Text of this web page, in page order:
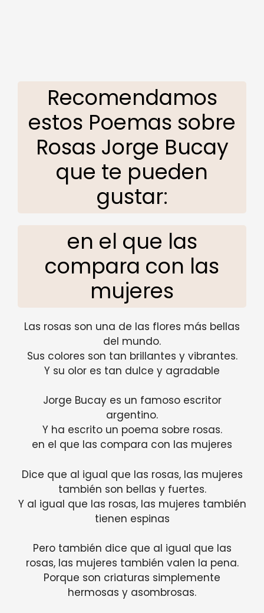
Recomendamos
estos Poemas sobre
Rosas Jorge Bucay
que te pueden
gustar:
en el que las
compara con las
mujeres
Las rosas son una de las flores más bellas
del mundo.
Sus colores son tan brillantes y vibrantes.
Y su olor es tan dulce y agradable
Jorge Bucay es un famoso escritor
argentino.
Y ha escrito un poema sobre rosas.
en el que las compara con las mujeres
Dice que al igual que las rosas, las mujeres
también son bellas y fuertes.
Y al igual que las rosas, las mujeres también
tienen espinas
Pero también dice que al igual que las
rosas, las mujeres también valen la pena.
Porque son criaturas simplemente
hermosas y asombrosas.